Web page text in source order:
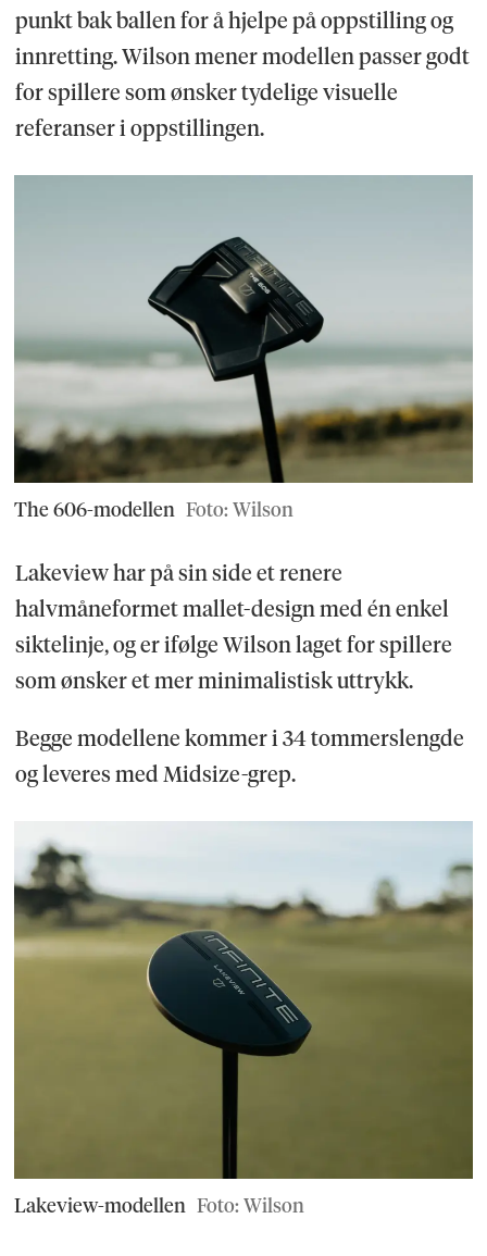
punkt bak ballen for å hjelpe på oppstilling og
innretting. Wilson mener modellen passer godt
for spillere som ønsker tydelige visuelle
referanser i oppstillingen.
The 606-modellen Foto: Wilson
Lakeview har på sin side et renere
halvmåneformet mallet-design med én enkel
siktelinje, og er ifølge Wilson laget for spillere
som ønsker et mer minimalistisk uttrykk.
Begge modellene kommer i 34 tommerslengde
og leveres med Midsize-grep.
Lakeview-modellen Foto: Wilson